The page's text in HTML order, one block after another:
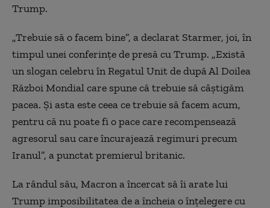
Trump.
„Trebuie să o facem bine”, a declarat Starmer, joi, în
timpul unei conferinţe de presă cu Trump. „Există
un slogan celebru în Regatul Unit de după Al Doilea
Război Mondial care spune că trebuie să câştigăm
pacea. Şi asta este ceea ce trebuie să facem acum,
pentru că nu poate fi o pace care recompensează
agresorul sau care încurajează regimuri precum
Iranul”, a punctat premierul britanic.
La rândul său, Macron a încercat să îi arate lui
Trump imposibilitatea de a încheia o înţelegere cu